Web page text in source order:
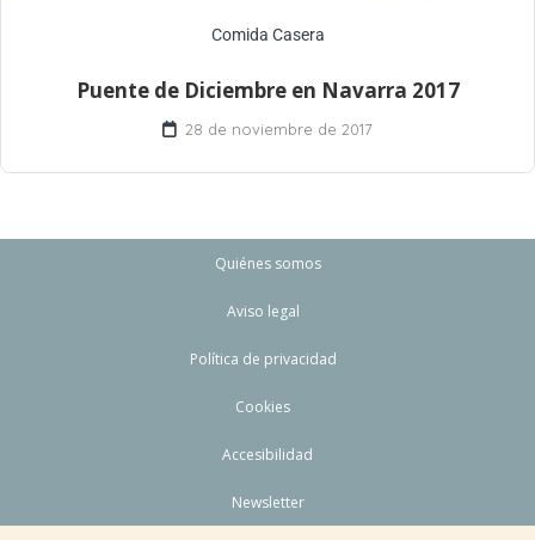
Comida Casera
Puente de Diciembre en Navarra 2017
28 de noviembre de 2017
Quiénes somos
Aviso legal
Política de privacidad
Cookies
Accesibilidad
Newsletter